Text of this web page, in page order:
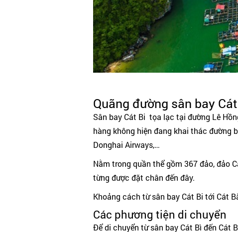
Quãng đường sân bay
Sân bay Cát Bi tọa lạc tại đường Lê
hàng không hiện đang khai thác đường
Donghai Airways,…
Nằm trong quần thể gồm 367 đảo, đảo
từng được đặt chân đến đây.
Khoảng cách từ sân bay Cát Bi tới Cát
Các phương tiện di chuyển
Để di chuyển từ sân bay Cát Bì đến Cát